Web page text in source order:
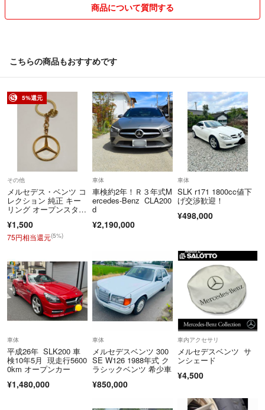
いたずらや冷やかし等は事務局に通報致します。
気持ちの良いお取り引きを心掛けていますので宜しくお願い致します。
当店は安心の実働店舗です。専門店ならではの知識と経験を生かして
※年末12/31～年始１/４までは休みですので発送業務は出来ません。
※※適格請求書登録番号※※
T6-0109-0200-3878
＝＝＝＝＝＝＝＝＝＝＝＝＝＝
こちらのアカウントはラクマ公式パートナーの有限会社 嘉衛門によっ
て運営されています。
▼特商法
https://fril.jp/ts/official/law/a033/
▼返品特約
https://fril.jp/ts/official/law/a033/#return_policy
商品について質問する
こちらの商品もおすすめです
5%還元
その他
メルセデス・ベンツ コ
レクション 純正 キー
リング オープンスタ
¥1,500
75円相当還元(5%)
車体
車検約2年！Ｒ３年式M
ercedes-Benz CLA200
d
¥2,190,000
車体
SLK r171 1800cc値下
げ交渉歓迎！
¥498,000
車体
平成26年 SLK200 車
検10年5月 現走行5600
0km オープンカー
¥1,480,000
車体
メルセデスベンツ 300
SE W126 1988年式 ク
ラシックベンツ 希少車
¥850,000
車内アクセサリ
メルセデスベンツ サ
ンシェード
¥4,500